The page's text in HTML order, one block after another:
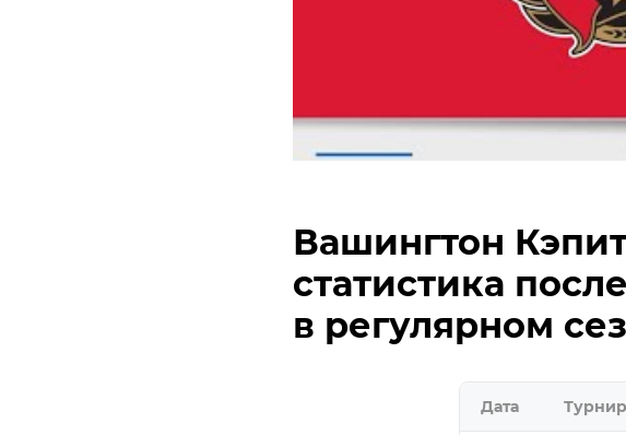
Вашингтон
статистика
в регулярном
Дата Турнир